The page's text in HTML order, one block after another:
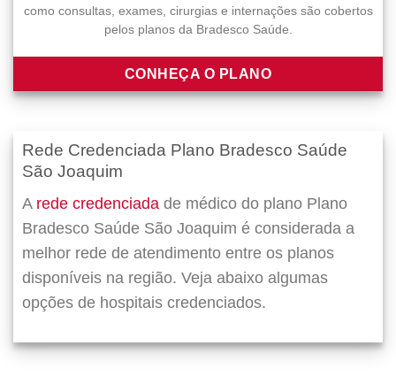
como consultas, exames, cirurgias e internações são cobertos
pelos planos da Bradesco Saúde.
CONHEÇA O PLANO
Rede Credenciada Plano Bradesco Saúde
São Joaquim
A rede credenciada de médico do plano Plano
Bradesco Saúde São Joaquim é considerada a
melhor rede de atendimento entre os planos
disponíveis na região. Veja abaixo algumas
opções de hospitais credenciados.